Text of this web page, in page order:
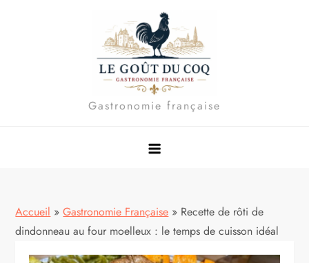
Gastronomie française
Accueil » Gastronomie Française » Recette de rôti de
dindonneau au four moelleux : le temps de cuisson idéal